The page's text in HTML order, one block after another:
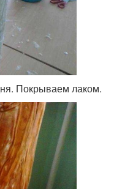
Покрываем лаком.